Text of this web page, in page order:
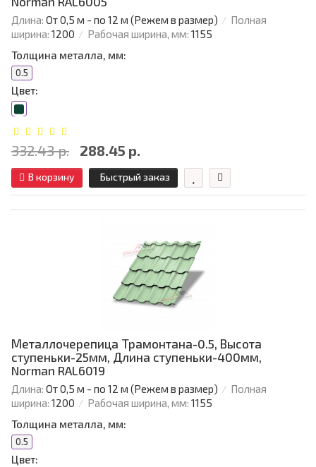
Длина: От 0,5 м - по 12 м (Режем в размер)
Полная
ширина: 1200 Рабочая ширина, мм: 1155
Толщина металла, мм:
0.5
Цвет:
332.43 р. 288.45 р.
В корзину Быстрый заказ
Металлочерепица Трамонтана-0.5, Высота
ступеньки-25мм, Длина ступеньки-400мм,
Norman RAL6019
Длина: От 0,5 м - по 12 м (Режем в размер)
Полная
ширина: 1200 Рабочая ширина, мм: 1155
Толщина металла, мм:
0.5
Цвет: